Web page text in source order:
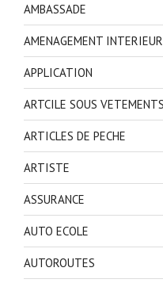
AMBASSADE
AMENAGEMENT
APPLICATION
ARTCILE SOUS VETEMENTS
ARTICLES DE PECHE
ARTISTE
ASSURANCE
AUTO ECOLE
AUTOROUTES